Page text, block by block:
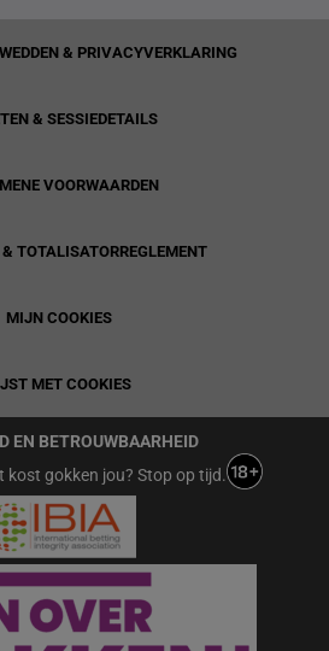
& PRIVACYVERKLARING
& SESSIEDETAILS
VOORWAARDEN
& TOTALISATORREGLEMENT
MIJN COOKIES
MET COOKIES
EN BETROUWBAARHEID
kost gokken jou? Stop op tijd.